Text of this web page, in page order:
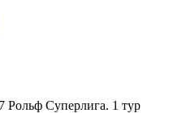
Рольф Суперлига. 1 тур